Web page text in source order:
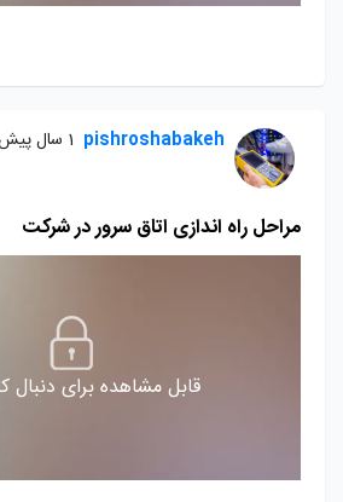
pishroshabakeh 1 سال پیش
مراحل راه اندازی اتاق سرور در شرکت
قابل مشاهده برای دنبال